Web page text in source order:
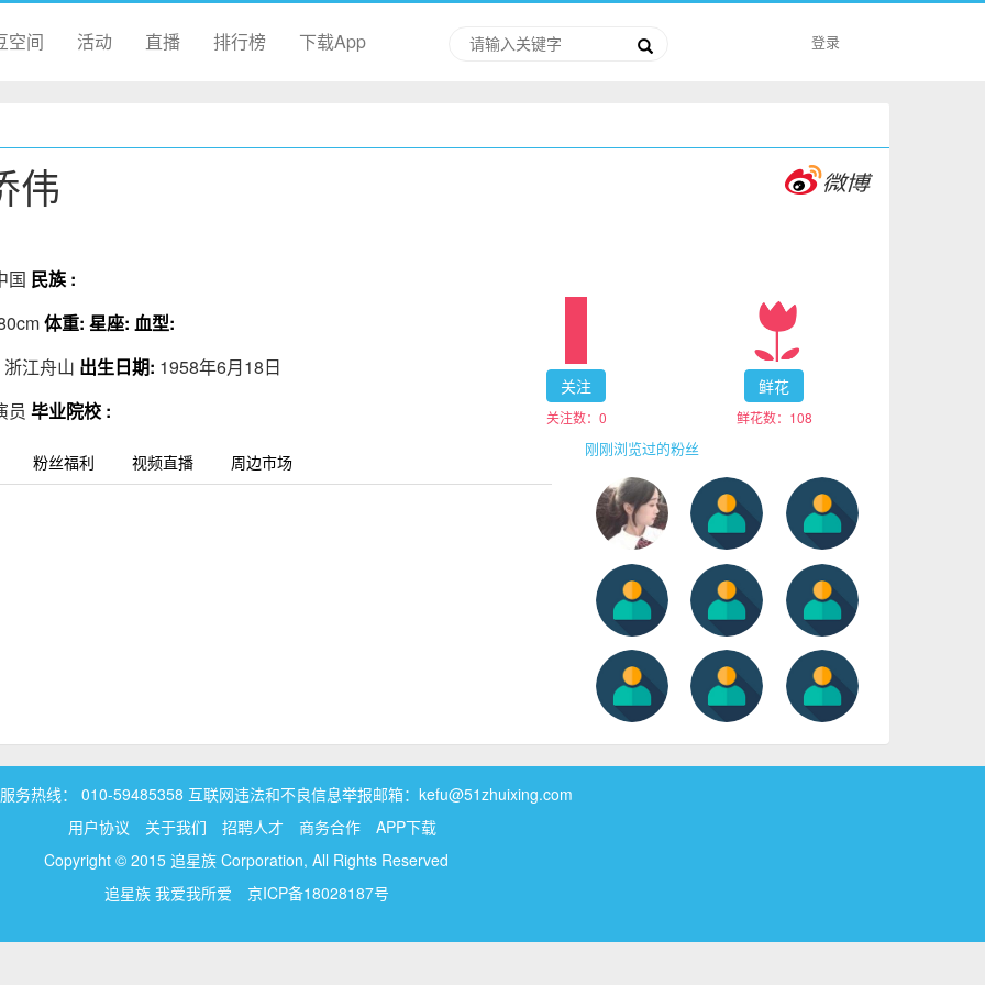
空间 活动 直播 排行榜 下载App 登录
伟
国 民族 :
体重: 星座: 血型:
浙江舟山 出生日期: 1958年6月18日
员 毕业院校 :
关注
关注数： 0
鲜花
鲜花数： 108
粉丝福利 视频直播 周边市场
刚刚浏览过的粉丝
务热线： 010-59485358 互联网违法和不良信息举报邮箱：kefu@51zhuixing.com
用户协议
关于我们 招聘人才 商务合作
APP下载
Copyright © 2015 追星族 Corporation, All Rights Reserved
追星族 我爱我所爱
京ICP备18028187号